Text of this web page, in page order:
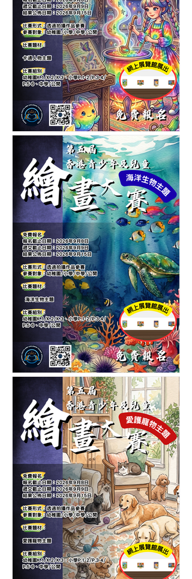
第六屆香港青少年及兒童卡
通人物繪畫大賽-繪畫比賽
第五屆香港青少年及兒童海
洋生物繪畫大賽-繪畫比賽